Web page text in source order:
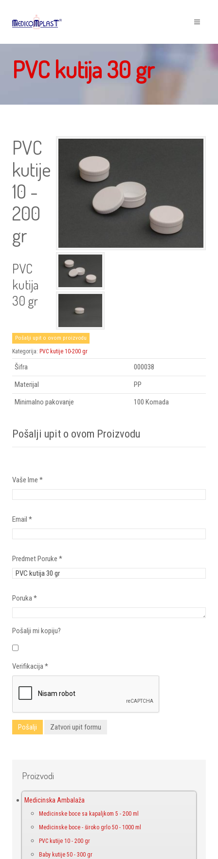
PVC kutija 30 gr
PVC
kutije
10 -
200
gr
PVC
kutija
30 gr
Pošalji upit o ovom proizvodu
Kategorija: PVC kutije 10-200 gr
Šifra
000038
Materijal
PP
Minimalno pakovanje
100 Komada
Pošalji upit o ovom Proizvodu
Vaše Ime *
Email *
Predmet Poruke *
Poruka *
Pošalji mi kopiju?
Verifikacija *
Pošalji Zatvori upit formu
Proizvodi
Medicinska Ambalaža
Medicinske boce sa kapaljkom 5 - 200 ml
Medicinske boce - široko grlo 50 - 1000 ml
PVC kutije 10 - 200 gr
Baby kutije 50 - 300 gr